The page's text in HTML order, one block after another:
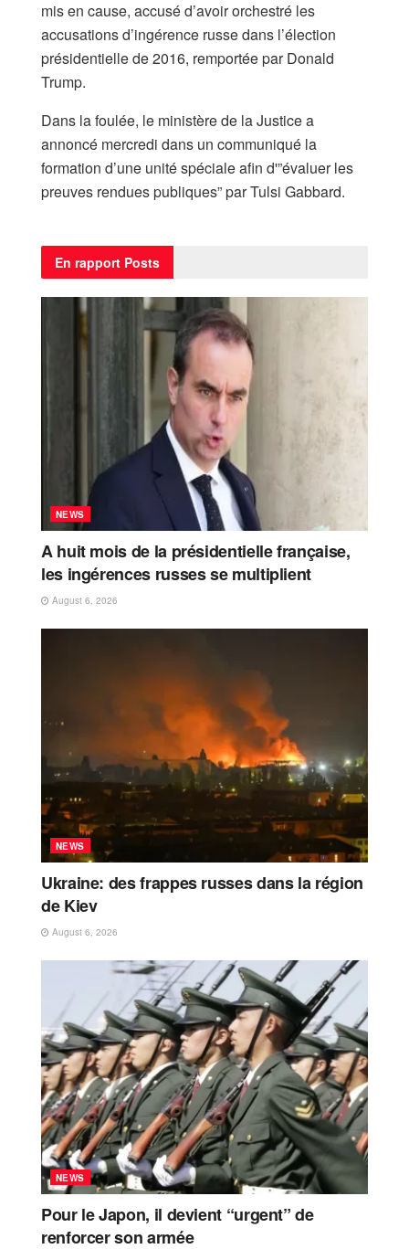
mis en cause, accusé d’avoir orchestré les
accusations d’ingérence russe dans l’élection
présidentielle de 2016, remportée par Donald
Trump.
Dans la foulée, le ministère de la Justice a
annoncé mercredi dans un communiqué la
formation d’une unité spéciale afin d'”évaluer les
preuves rendues publiques” par Tulsi Gabbard.
En rapport Posts
NEWS
A huit mois de la présidentielle française,
les ingérences russes se multiplient
August 6, 2026
NEWS
Ukraine: des frappes russes dans la région
de Kiev
August 6, 2026
NEWS
Pour le Japon, il devient “urgent” de
renforcer son armée